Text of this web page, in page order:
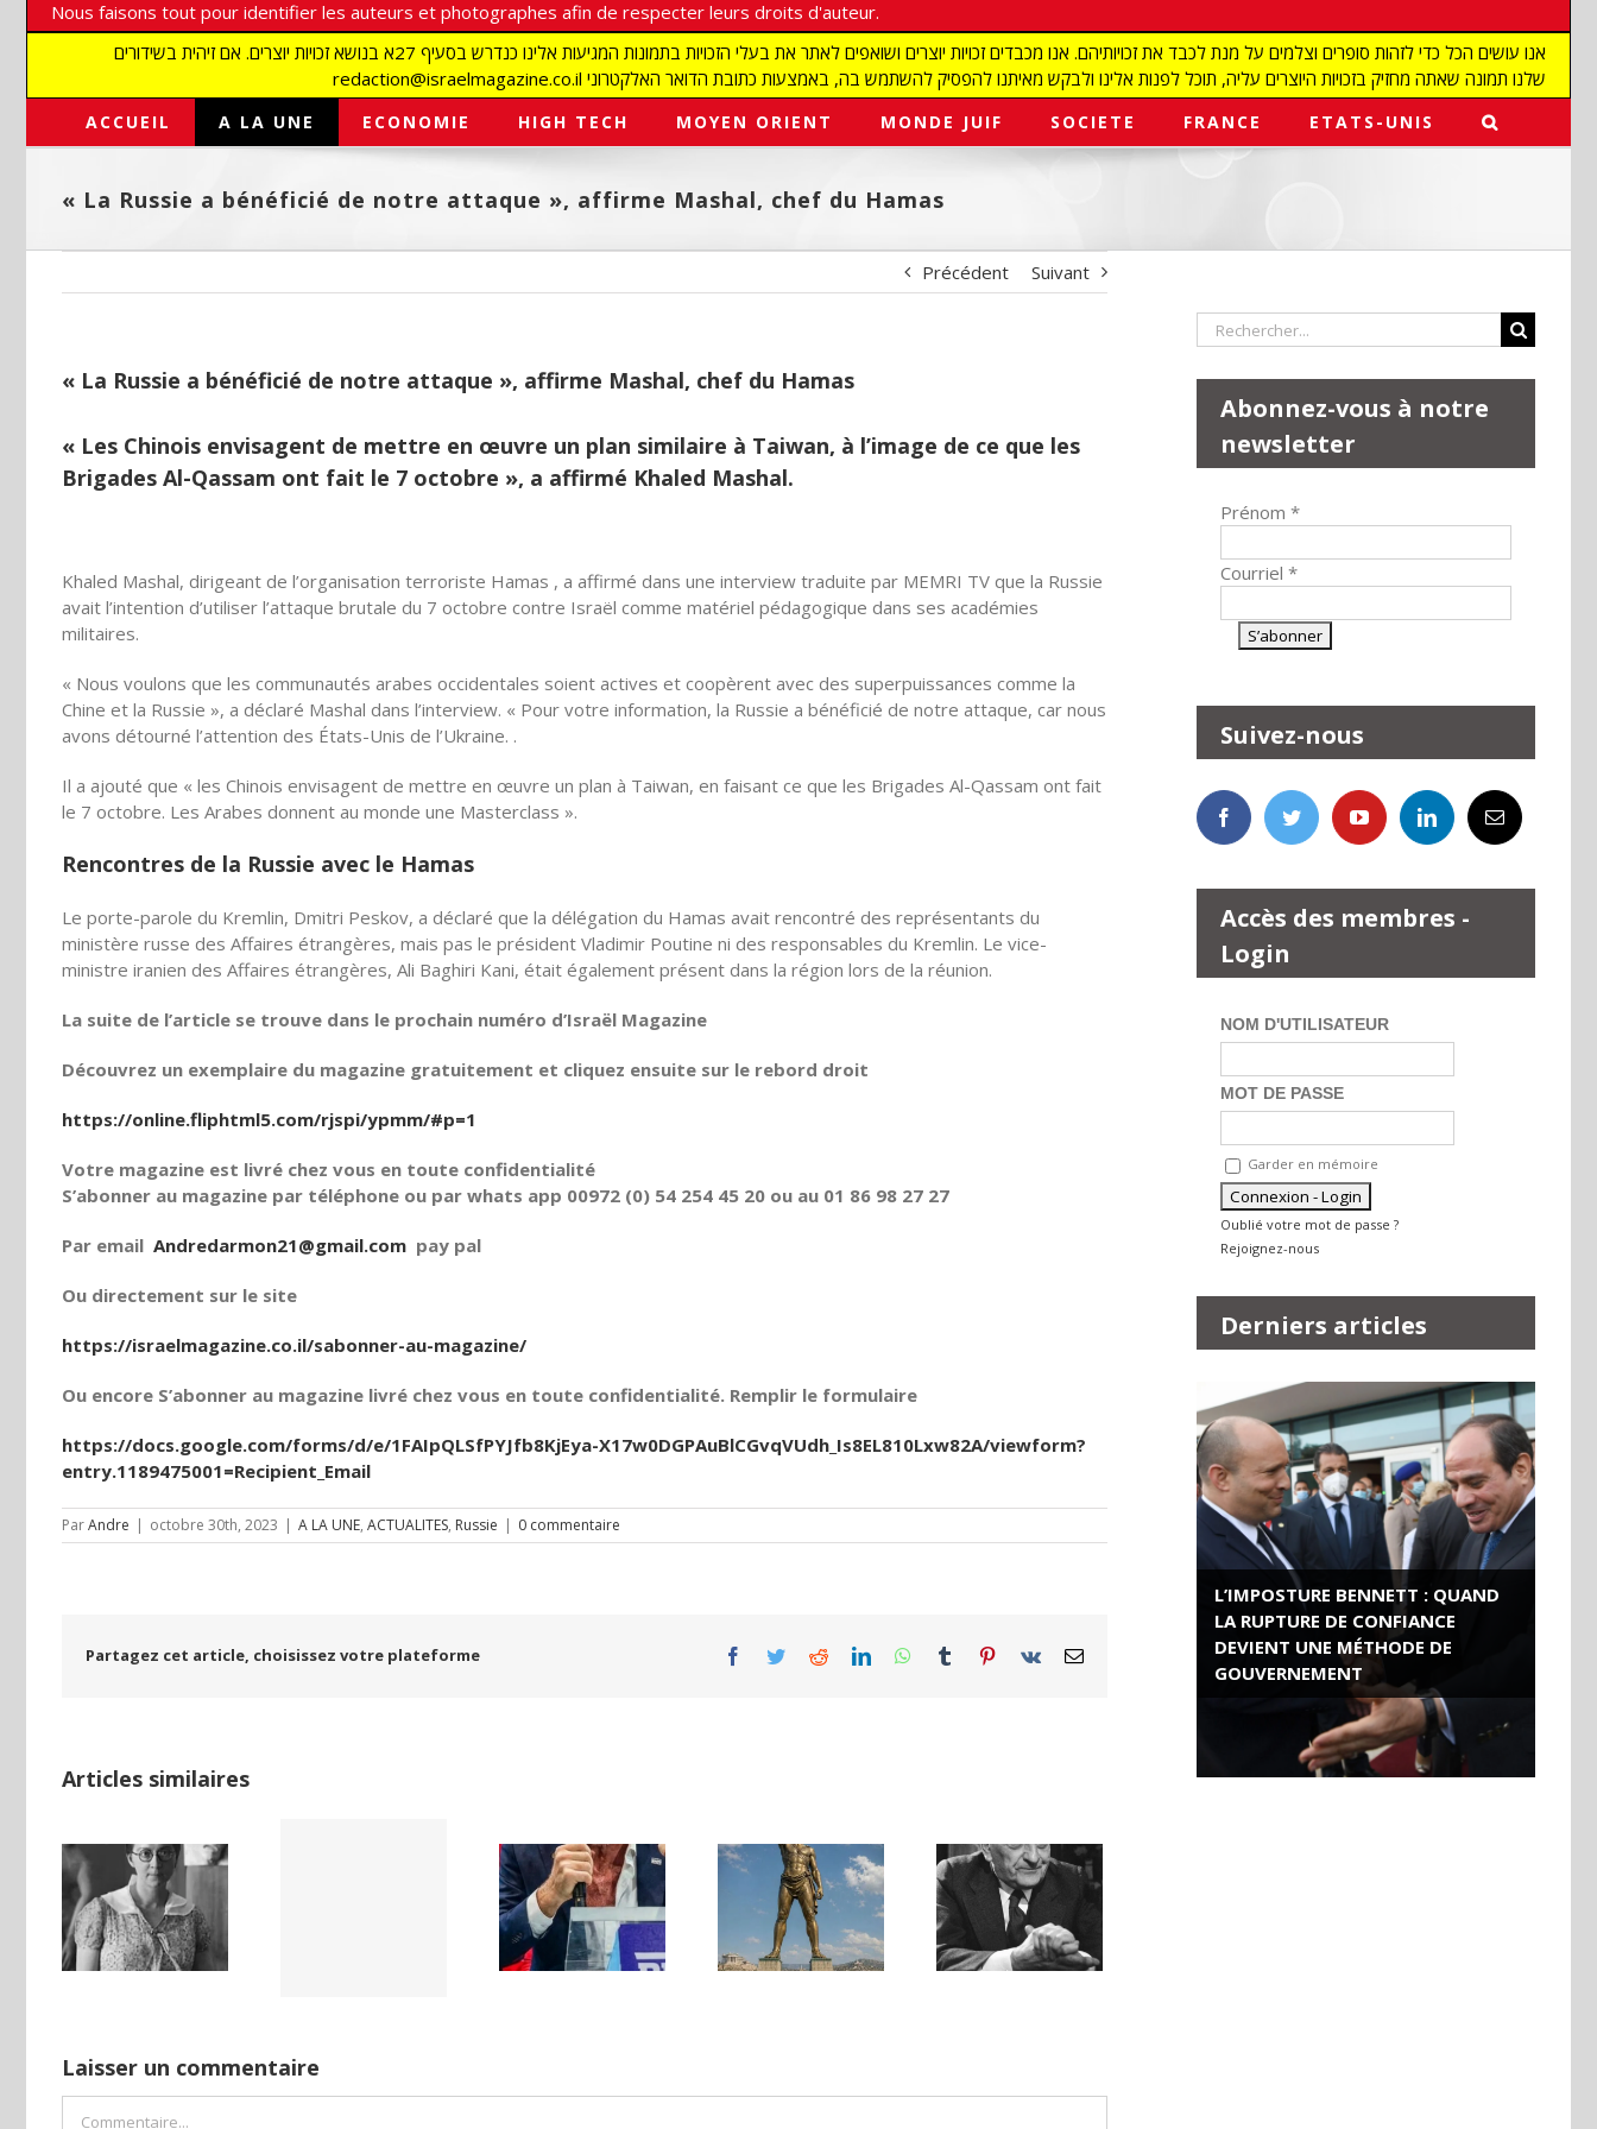
Nous faisons tout pour identifier les auteurs et photographes afin de respecter leurs droits d'auteur.
אנו עושים הכל כדי לזהות סופרים וצלמים על מנת לכבד את זכויותיהם. אנו מכבדים זכויות יוצרים ושואפים לאתר את בעלי הזכויות בתמונות המגיעות אלינו כנדרש בסעיף 27א בנושא זכויות יוצרים. אם זיהית בשידורים
redaction@israelmagazine.co.il שלנו תמונה שאתה מחזיק בזכויות היוצרים עליה, תוכל לפנות אלינו ולבקש מאיתנו להפסיק להשתמש בה, באמצעות כתובת הדואר האלקטרוני
ACCUEIL A LA UNE ECONOMIE HIGH TECH MOYEN ORIENT MONDE JUIF SOCIETE FRANCE ETATS-UNIS
« La Russie a bénéficié de notre attaque », affirme Mashal, chef du Hamas
Précédent Suivant
« La Russie a bénéficié de notre attaque », affirme Mashal, chef du Hamas
« Les Chinois envisagent de mettre en œuvre un plan similaire à Taiwan, à l’image de ce que les
Brigades Al-Qassam ont fait le 7 octobre », a affirmé Khaled Mashal.
Khaled Mashal, dirigeant de l’organisation terroriste Hamas , a affirmé dans une interview traduite par MEMRI TV que la Russie
avait l’intention d’utiliser l’attaque brutale du 7 octobre contre Israël comme matériel pédagogique dans ses académies
militaires.
« Nous voulons que les communautés arabes occidentales soient actives et coopèrent avec des superpuissances comme la
Chine et la Russie », a déclaré Mashal dans l’interview. « Pour votre information, la Russie a bénéficié de notre attaque, car nous
avons détourné l’attention des États-Unis de l’Ukraine. .
Il a ajouté que « les Chinois envisagent de mettre en œuvre un plan à Taiwan, en faisant ce que les Brigades Al-Qassam ont fait
le 7 octobre. Les Arabes donnent au monde une Masterclass ».
Rencontres de la Russie avec le Hamas
Le porte-parole du Kremlin, Dmitri Peskov, a déclaré que la délégation du Hamas avait rencontré des représentants du
ministère russe des Affaires étrangères, mais pas le président Vladimir Poutine ni des responsables du Kremlin. Le vice-
ministre iranien des Affaires étrangères, Ali Baghiri Kani, était également présent dans la région lors de la réunion.
La suite de l’article se trouve dans le prochain numéro d’Israël Magazine
Découvrez un exemplaire du magazine gratuitement et cliquez ensuite sur le rebord droit
https://online.fliphtml5.com/rjspi/ypmm/#p=1
Votre magazine est livré chez vous en toute confidentialité
S’abonner au magazine par téléphone ou par whats app 00972 (0) 54 254 45 20 ou au 01 86 98 27 27
Par email Andredarmon21@gmail.com pay pal
Ou directement sur le site
https://israelmagazine.co.il/sabonner-au-magazine/
Ou encore S’abonner au magazine livré chez vous en toute confidentialité. Remplir le formulaire
https://docs.google.com/forms/d/e/1FAIpQLSfPYJfb8KjEya-X17w0DGPAuBlCGvqVUdh_Is8EL810Lxw82A/viewform?
entry.1189475001=Recipient_Email
ParAndre | octobre 30th, 2023 | A LA UNE, ACTUALITES, Russie | 0 commentaire
Partagez cet article, choisissez votre plateforme Facebook
TwitterRedditLinkedInWhatsApp
Tumblr Pinterest
Vk Email
Articles similaires
Netflix Field of
Dreams (1989)
Ile de Rhodes ;
un foyer juif
déserté
Une lettre
inédite de
Malraux sur
l’État d’Israël |
PAR « LA REGLE
Laisser un commentaire
Rechercher:
Abonnez-vous à notre
newsletter
Prénom *
Courriel *
Suivez-nous
Accès des membres -
Login
NOM D'UTILISATEUR
MOT DE PASSE
Garder en mémoire
Oublié votre mot de passe ?
Rejoignez-nous
Derniers articles
L’IMPOSTURE BENNETT : QUAND
LA RUPTURE DE CONFIANCE
DEVIENT UNE MÉTHODE DE
GOUVERNEMENT
ROSE VALLAND, HEROÏNE DE LA
RESISTANCE FRANÇAISE